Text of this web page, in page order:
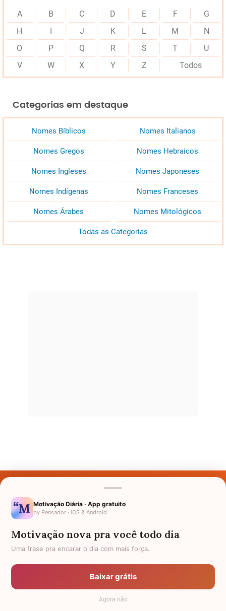
A B C D E F
G
H
J K L M
N
O
P Q R S T
U
V
W X Y Z Todos
Categorias em destaque
Nomes Bíblicos Nomes Italianos
Nomes Gregos Nomes Hebraicos
Nomes Ingleses Nomes Japoneses
Nomes Indígenas Nomes Franceses
Nomes Árabes Nomes Mitológicos
Todas as Categorias
Nomes pelo Mundo
Política de Privacidade
Anuncie
Termos de Uso
Motivação Diária · App gratuito
by Pensador · iOS & Android
Motivação nova pra você todo dia
Uma frase pra encarar o dia com mais força.
Baixar grátis
Agora não